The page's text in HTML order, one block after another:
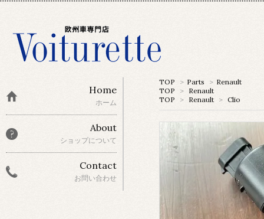
TOP > Parts > Renault
TOP
> Renault
TOP
> Renault > Clio
Home
ホーム
About
ショップについて
Contact
お問い合わせ